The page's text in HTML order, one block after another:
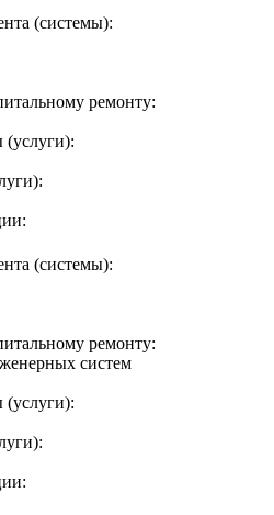
(системы):
ремонту:
(услуги):
(системы):
ремонту:
систем
(услуги):